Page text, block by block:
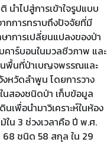
ำไปสู่การเข้าใจรูปแบบ
กการทราบถึงปัจจัยที่มี
การเปลี่ยนแปลงของป่า
าร์บอนในมวลชีวภาพ และ
นพื้นที่ป่าเบญจพรรณและ
งหวัดลำพูน โดยการวาง
นสองชนิดป่า เก็บข้อมูล
พื่อนำมาวิเคราะห์ในห้อง
น 3 ช่วงเวลาคือ ปี พ.ศ.
ชนิด 58 สกุล ใน 29